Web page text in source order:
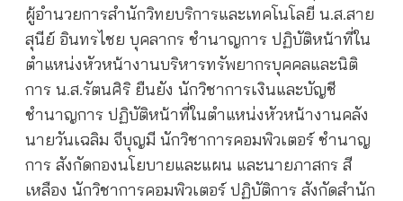
ผู้อำนวยการสำนักวิทยบริการและเทคโนโลยี น.ส.สาย
สุนีย์ อินทรไชย บุคลากร ชำนาญการ ปฏิบัติหน้าที่ใน
ตำแหน่งหัวหน้างานบริหารทรัพยากรบุคคลและนิติ
การ น.ส.รัตนศิริ ยืนยัง นักวิชาการเงินและบัญชี
ชำนาญการ ปฏิบัติหน้าที่ในตำแหน่งหัวหน้างานคลัง
นายวันเฉลิม จีบุญมี นักวิชาการคอมพิวเตอร์ ชำนาญ
การ สังกัดกองนโยบายและแผน และนายภาสกร สี
เหลือง นักวิชาการคอมพิวเตอร์ ปฏิบัติการ สังกัดสำนัก